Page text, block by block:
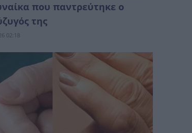
που παντρεύτηκε ο
της
02:18